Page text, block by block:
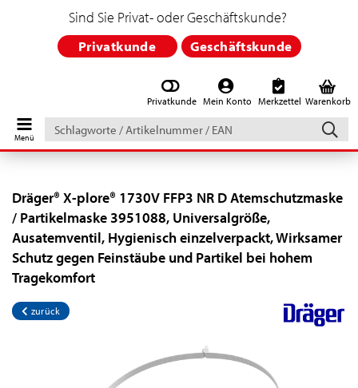
Privatkunde Mein Konto Merkzettel Warenkorb
Schlagworte
/
Artikelnummer
EAN
Sind Sie Privat- oder Geschäftskunde?
Privatkunde Geschäftskunde
Dräger® X-plore® 1730V FFP3 NR D Atemschutzmaske
/ Partikelmaske 3951088, Universalgröße,
Ausatemventil, Hygienisch einzelverpackt, Wirksamer
Schutz gegen Feinstäube und Partikel bei hohem
Tragekomfort
zurück